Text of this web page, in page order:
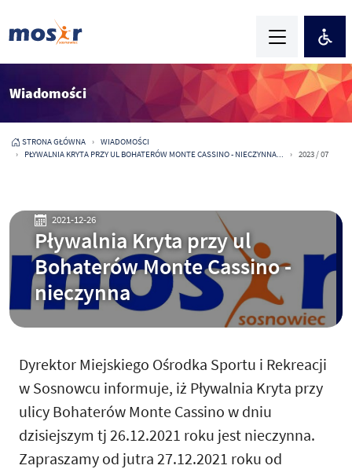
Wiadomości
STRONA GŁÓWNA
WIADOMOŚCI
PŁYWALNIA KRYTA PRZY UL BOHATERÓW MONTE CASSINO - NIECZYNNA...
2023 / 07
2021-12-26
Pływalnia Kryta przy ul
Bohaterów Monte Cassino -
nieczynna
Dyrektor Miejskiego Ośrodka Sportu i Rekreacji
w Sosnowcu informuje, iż Pływalnia Kryta przy
ulicy Bohaterów Monte Cassino w dniu
dzisiejszym tj 26.12.2021 roku jest nieczynna.
Zapraszamy od jutra 27.12.2021 roku od